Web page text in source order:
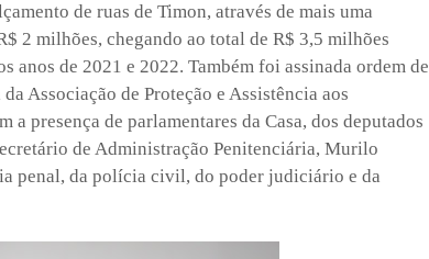
de ruas de Timon, através de mais uma
2 milhões, chegando ao total de R$ 3,5 milhões
anos de 2021 e 2022. Também foi assinada ordem de
Associação de Proteção e Assistência aos
a presença de parlamentares da Casa, dos deputados
de Administração Penitenciária, Murilo
penal, da polícia civil, do poder judiciário e da